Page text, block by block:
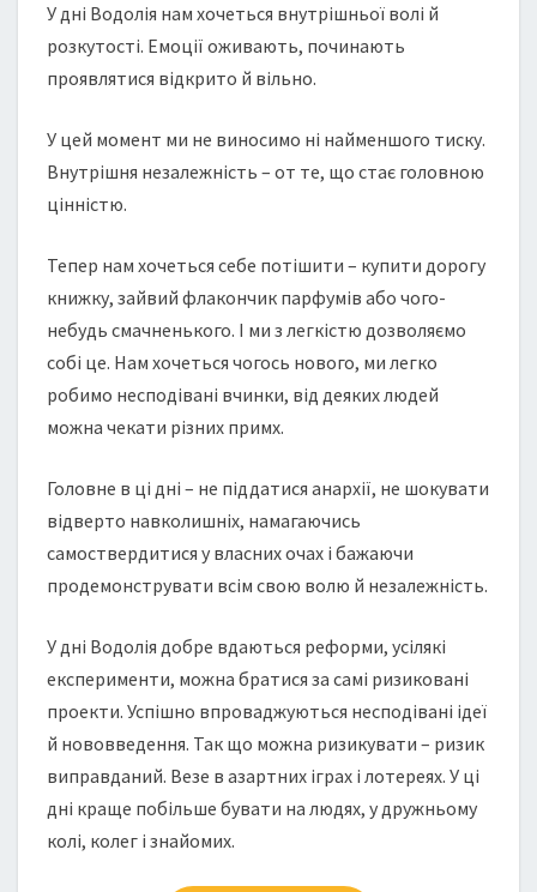
У дні Водолія нам хочеться внутрішньої волі й
розкутості. Емоції оживають, починають
проявлятися відкрито й вільно.
У цей момент ми не виносимо ні найменшого тиску.
Внутрішня незалежність – от те, що стає головною
цінністю.
Тепер нам хочеться себе потішити – купити дорогу
книжку, зайвий флакончик парфумів або чого-
небудь смачненького. І ми з легкістю дозволяємо
собі це. Нам хочеться чогось нового, ми легко
робимо несподівані вчинки, від деяких людей
можна чекати різних примх.
Головне в ці дні – не піддатися анархії, не шокувати
відверто навколишніх, намагаючись
самоствердитися у власних очах і бажаючи
продемонструвати всім свою волю й незалежність.
У дні Водолія добре вдаються реформи, усілякі
експерименти, можна братися за самі ризиковані
проекти. Успішно впроваджуються несподівані ідеї
й нововведення. Так що можна ризикувати – ризик
виправданий. Везе в азартних іграх і лотереях. У ці
дні краще побільше бувати на людях, у дружньому
колі, колег і знайомих.